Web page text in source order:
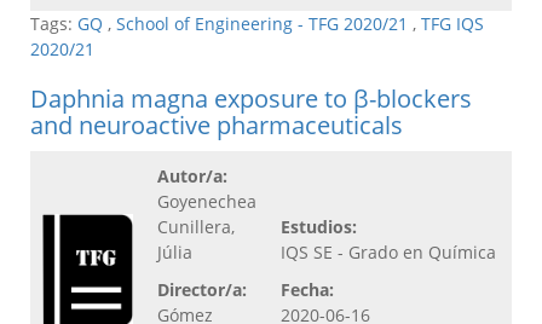
Tags: GQ , School of Engineering - TFG 2020/21 , TFG IQS
2020/21
Daphnia magna exposure to β-blockers
and neuroactive pharmaceuticals
Autor/a:
Goyenechea
Cunillera,
Júlia
Director/a:
Gómez
Estudios:
IQS SE - Grado en Química
Fecha:
2020-06-16